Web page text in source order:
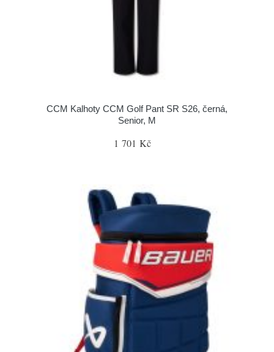
CCM Kalhoty CCM Golf Pant SR S26, černá,
Senior, M
1 701 Kč